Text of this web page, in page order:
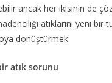
ancak her ikisinin de
atıklarını yeni bir
dönüştürmek.
atık sorunu